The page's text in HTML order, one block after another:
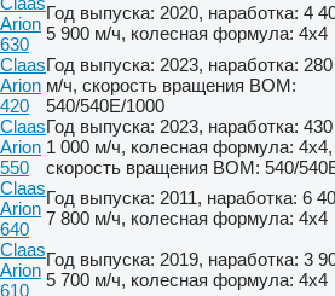
Arion
630
Год выпуска: 2020, наработка: 4
5 900 м/ч, колесная формула: 4x4
Claas
Arion
420
Год выпуска: 2023, наработка:
м/ч, скорость вращения ВОМ:
540/540E/1000
Claas
Arion
550
Год выпуска: 2023, наработка:
1 000 м/ч, колесная формула: 4x4,
скорость вращения ВОМ: 540/
Claas
Arion
640
Год выпуска: 2011, наработка: 6
7 800 м/ч, колесная формула: 4x4
Claas
Arion
610
Год выпуска: 2019, наработка: 3
5 700 м/ч, колесная формула: 4x4